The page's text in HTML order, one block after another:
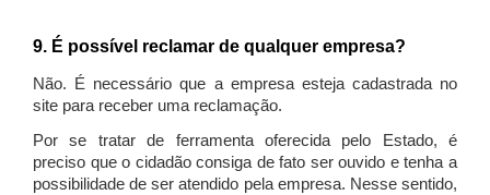
9. É possível reclamar de qualquer empresa?
Não. É necessário que a empresa esteja cadastrada no
site para receber uma reclamação.
Por se tratar de ferramenta oferecida pelo Estado, é
preciso que o cidadão consiga de fato ser ouvido e tenha a
possibilidade de ser atendido pela empresa. Nesse sentido,